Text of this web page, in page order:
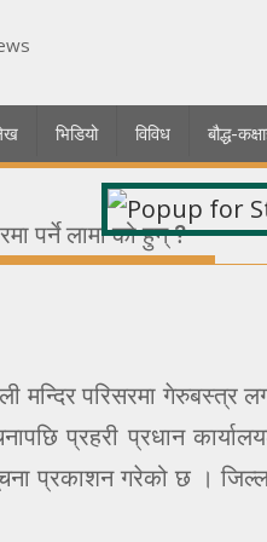
भिडियो विविध बौद्ध-
पर्ने लामा को हुन् ?
मन्दिर परिसरमा गेरुबस्त्र
प्रहरी प्रधान
प्रकाशन गरेको छ ।